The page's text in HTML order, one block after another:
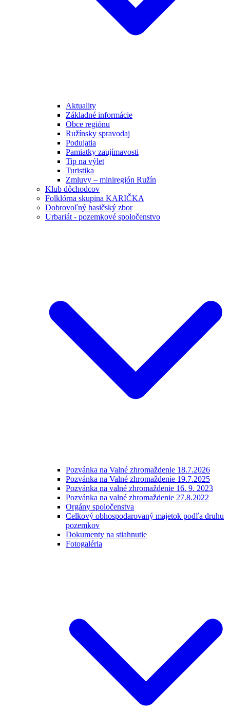
Aktuality
Základné informácie
Obce regiónu
Ružínsky spravodaj
Podujatia
Pamiatky zaujímavosti
Tip na výlet
Turistika
Zmluvy – miniregión Ružín
Klub dôchodcov
Folklórna skupina KARIČKA
Dobrovoľný hasičský zbor
Urbariát - pozemkové spoločenstvo
Pozvánka na Valné zhromaždenie 18.7.2026
Pozvánka na Valné zhromaždenie 19.7.2025
Pozvánka na valné zhromaždenie 16. 9. 2023
Pozvánka na valné zhromaždenie 27.8.2022
Orgány spoločenstva
Celkový obhospodarovaný majetok podľa druhu
pozemkov
Dokumenty na stiahnutie
Fotogaléria